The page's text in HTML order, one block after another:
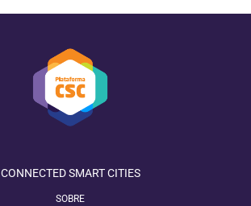
CONNECTED SMART CITIES
SOBRE